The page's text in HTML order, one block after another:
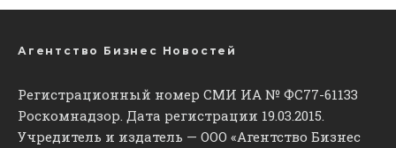
Агентство Бизнес Новостей
Регистрационный номер СМИ ИА № ФС77-61133
Роскомнадзор. Дата регистрации 19.03.2015.
Учредитель и издатель — ООО «Агентство Бизнес